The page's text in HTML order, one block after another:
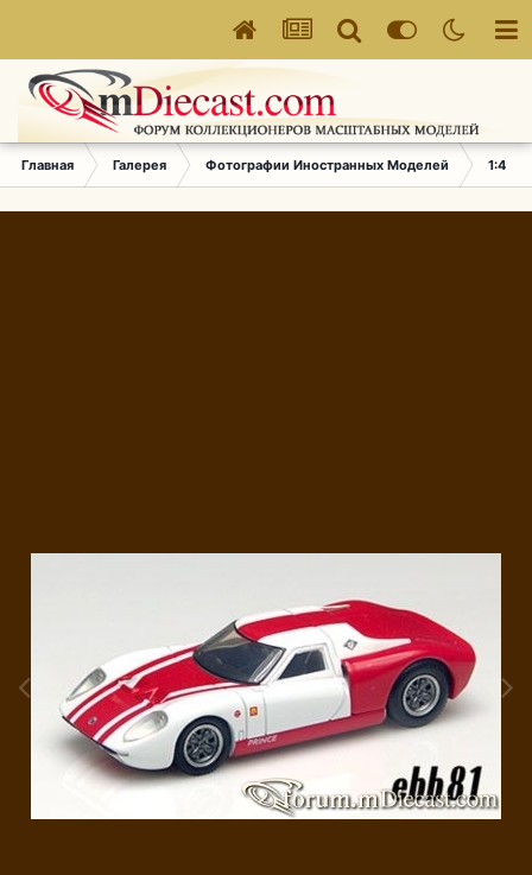
Главная Галерея Фотографии Иностранных Моделей 1:43